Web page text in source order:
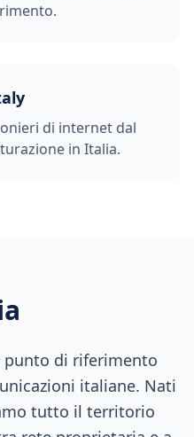
di internet dal
in Italia.
punto di riferimento
italiane. Nati
tutto il territorio